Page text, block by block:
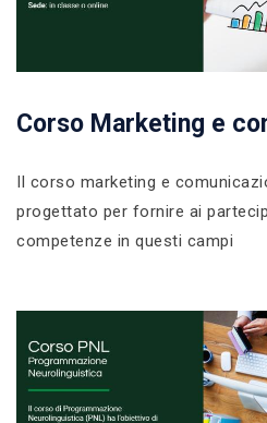
Corso Marketing e
Il corso marketing e
progettato per fornire ai
competenze in questi campi